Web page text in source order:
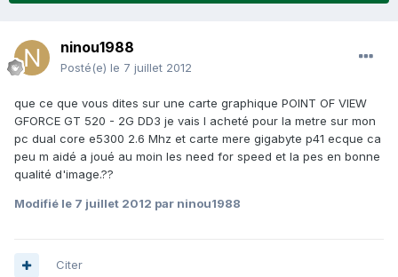
ninou1988
Posté(e) le 7 juillet 2012
que ce que vous dites sur une carte graphique POINT OF VIEW
GFORCE GT 520 - 2G DD3 je vais l acheté pour la metre sur mon
pc dual core e5300 2.6 Mhz et carte mere gigabyte p41 ecque ca
peu m aidé a joué au moin les need for speed et la pes en bonne
qualité d'image.??
Modifié le 7 juillet 2012 par ninou1988
Citer